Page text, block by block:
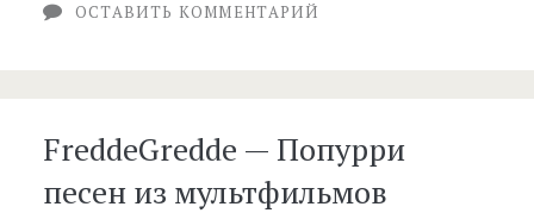
ОСТАВИТЬ КОММЕНТАРИЙ
FreddeGredde — Попурри
песен из мультфильмов